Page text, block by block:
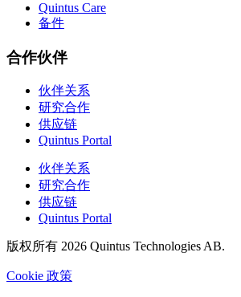
Quintus Care
备件
合作伙伴
伙伴关系
研究合作
供应链
Quintus Portal
伙伴关系
研究合作
供应链
Quintus Portal
版权所有 2026 Quintus Technologies AB.
Cookie 政策